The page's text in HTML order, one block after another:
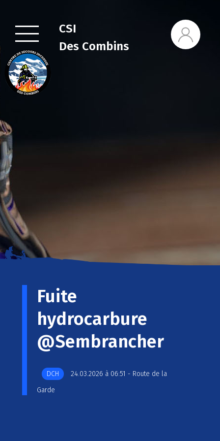
CSI
Des Combins
Fuite
hydrocarbure
@Sembrancher
DCH
24.03.2026 à 06:51 - Route de la
Garde